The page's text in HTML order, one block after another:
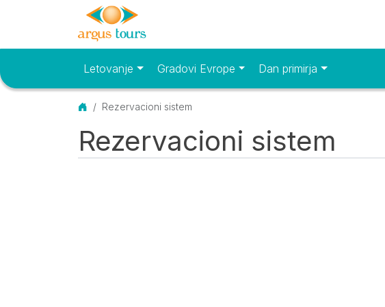
Osnovni meniLetovanje Gradovi Evrope Dan primirja
Početna
Rezervacioni sistem
Rezervacioni sistem